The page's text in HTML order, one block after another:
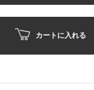
カートに入れる